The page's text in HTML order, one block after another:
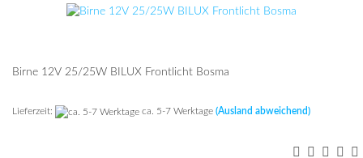
Birne 12V 25/25W BILUX Front­licht Bosma
Lieferzeit: ca. 5-7 Werktage (Ausland abweichend)